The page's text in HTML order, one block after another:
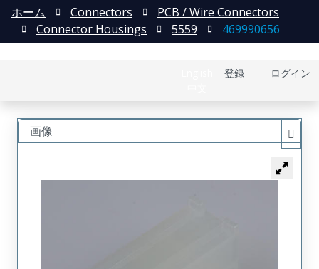
登録 ログイン
ホーム Connectors
PCB / Wire Connectors
Connector Housings
5559 469990656
画像